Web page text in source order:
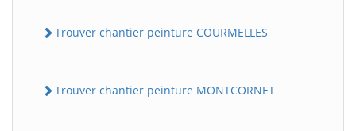
Trouver chantier peinture COURMELLES
Trouver chantier peinture MONTCORNET